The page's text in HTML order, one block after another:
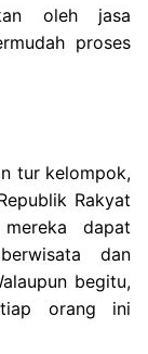
oleh jasa
proses
tur kelompok,
Rakyat
dapat
dan
begitu,
orang ini